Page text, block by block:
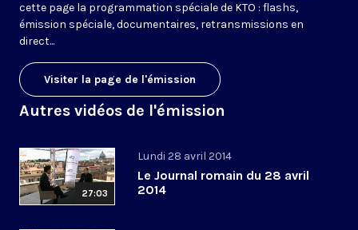
cette page la programmation spéciale de KTO : flashs,
émission spéciale, documentaires, retransmissions en
direct...
Visiter la page de l'émission
Autres vidéos de l'émission
27:03
Lundi 28 avril 2014
Le Journal romain du 28 avril
2014